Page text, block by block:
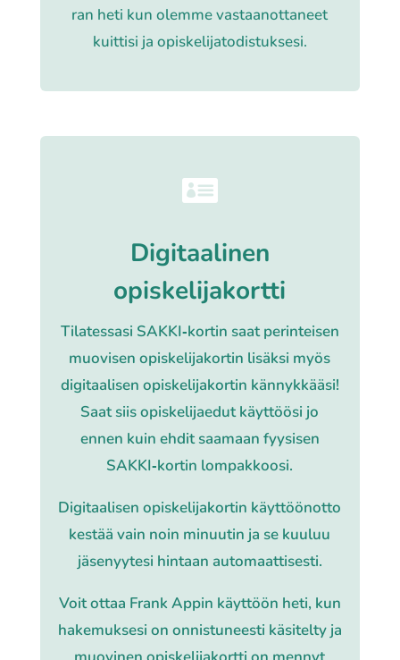
ran heti kun olemme vastaa­not­ta­neet
kuit­ti­si ja opis­ke­li­ja­to­dis­tuk­se­si.

Digitaalinen
opiskelijakortti
Tilatessasi SAKKI‐kortin saat perin­tei­sen
muovi­sen opis­ke­li­ja­kor­tin lisäksi myös
digi­taa­li­sen opis­ke­li­ja­kor­tin kännyk­kää­si!
Saat siis opis­ke­li­jae­dut käyt­töö­si jo
ennen kuin ehdit saamaan fyysi­sen
SAKKI‐kortin lompak­koo­si.
Digitaalisen opis­ke­li­ja­kor­tin käyt­töön­ot­to
kestää vain noin minuu­tin ja se kuuluu
jäse­nyy­te­si hintaan auto­maat­ti­ses­ti.
Voit ottaa Frank Appin käyt­töön heti, kun
­ha­ke­muk­se­si on onnistuneesti käsitelty ja